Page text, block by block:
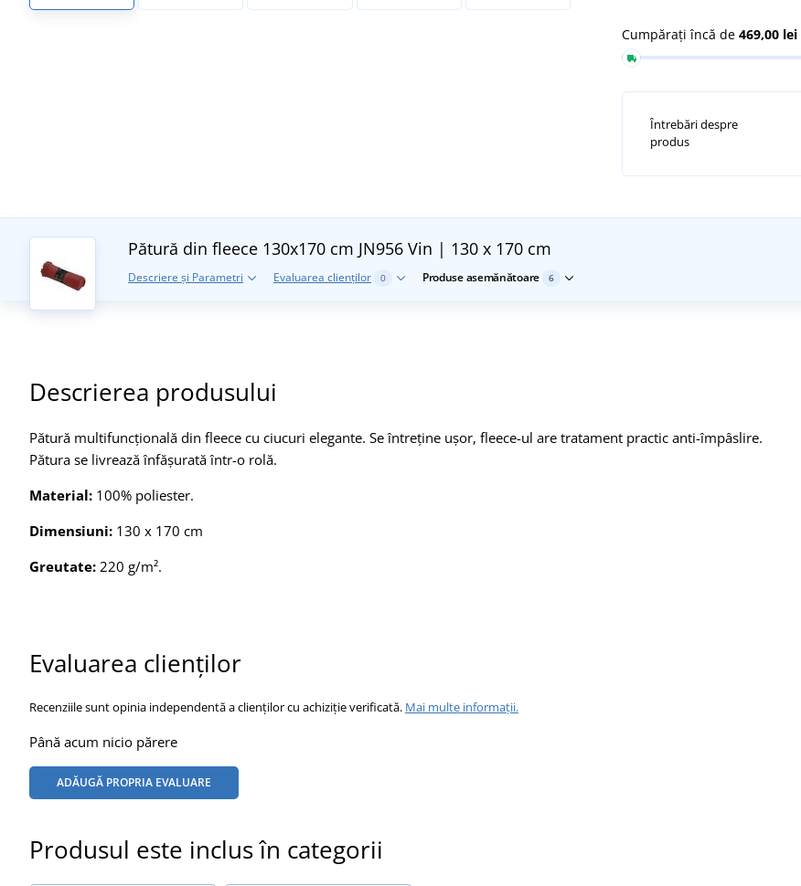
Cumpărați încă de 469,00 lei
Întrebări despre
produs
Pătură din fleece 130x170 cm JN956 Vin | 130 x 170 cm
Descriere și Parametri Evaluarea clienților 0 Produse asemănătoare 6
Descrierea produsului
Pătură multifuncțională din fleece cu ciucuri elegante. Se întreține ușor, fleece-ul are tratament practic anti-împâslire.
Pătura se livrează înfășurată într-o rolă.
Material: 100% poliester.
Dimensiuni: 130 x 170 cm
Greutate: 220 g/m².
Evaluarea clienților
Recenziile sunt opinia independentă a clienților cu achiziție verificată. Mai multe informații.
Până acum nicio părere
ADĂUGĂ PROPRIA EVALUARE
Produsul este inclus în categorii